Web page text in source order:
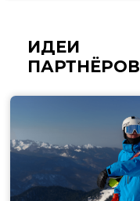
ИДЕИ
ПАРТНЁРОВ